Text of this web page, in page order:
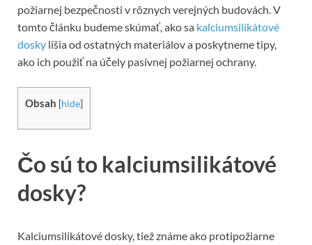
požiarnej bezpečnosti v rôznych verejných budovách. V
tomto článku budeme skúmať, ako sa kalciumsilikátové
dosky líšia od ostatných materiálov a poskytneme tipy,
ako ich použiť na účely pasívnej požiarnej ochrany.
Obsah [hide]
Čo sú to kalciumsilikátové
dosky?
Kalciumsilikátové dosky, tiež známe ako protipožiarne